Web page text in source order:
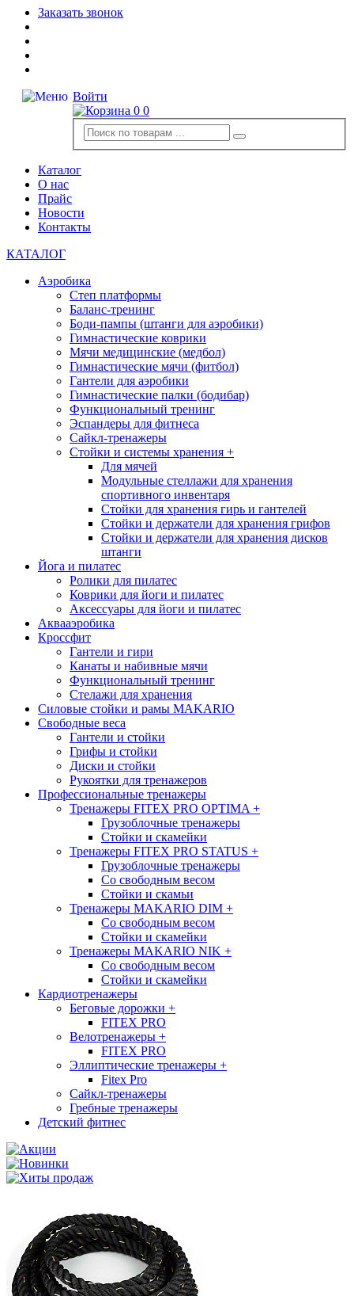
Заказать звонок
Войти
0 0
Каталог
О нас
Прайс
Новости
Контакты
КАТАЛОГ
Аэробика
Степ платформы
Баланс-тренинг
Боди-пампы (штанги для аэробики)
Гимнастические коврики
Мячи медицинские (медбол)
Гимнастические мячи (фитбол)
Гантели для аэробики
Гимнастические палки (бодибар)
Функциональный тренинг
Эспандеры для фитнеса
Сайкл-тренажеры
Стойки и системы хранения +
Для мячей
Модульные стеллажи для хранения
спортивного инвентаря
Стойки для хранения гирь и гантелей
Стойки и держатели для хранения грифов
Стойки и держатели для хранения дисков
штанги
Йога и пилатес
Ролики для пилатес
Коврики для йоги и пилатес
Аксессуары для йоги и пилатес
Аквааэробика
Кроссфит
Гантели и гири
Канаты и набивные мячи
Функциональный тренинг
Стелажи для хранения
Силовые стойки и рамы MAKARIO
Свободные веса
Гантели и стойки
Грифы и стойки
Диски и стойки
Рукоятки для тренажеров
Профессиональные тренажеры
Тренажеры FITEX PRO OPTIMA +
Грузоблочные тренажеры
Стойки и скамейки
Тренажеры FITEX PRO STATUS +
Грузоблочные тренажеры
Со свободным весом
Стойки и скамьи
Тренажеры MAKARIO DIM +
Со свободным весом
Стойки и скамейки
Тренажеры MAKARIO NIK +
Со свободным весом
Стойки и скамейки
Кардиотренажеры
Беговые дорожки +
FITEX PRO
Велотренажеры +
FITEX PRO
Эллиптические тренажеры +
Fitex Pro
Сайкл-тренажеры
Гребные тренажеры
Детский фитнес